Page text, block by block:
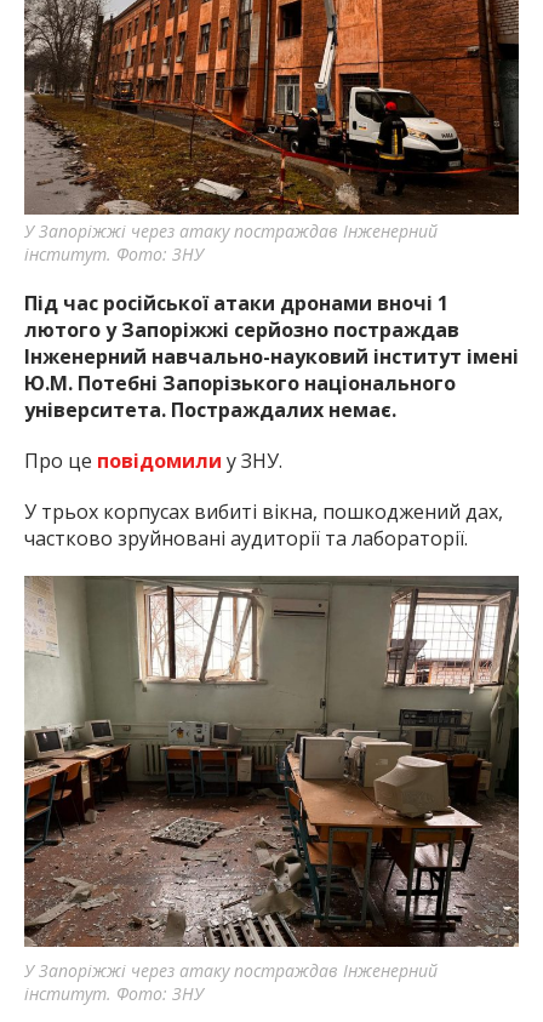
найважливішу інформацію про події
міста Запоріжжя та області.
У Запоріжжі через атаку постраждав Інженерний
інститут. Фото: ЗНУ
Під час російської атаки дронами вночі 1
лютого у Запоріжжі серйозно постраждав
Інженерний навчально-науковий інститут імені
Ю.М. Потебні Запорізького національного
університета. Постраждалих немає.
Про це повідомили у ЗНУ.
У трьох корпусах вибиті вікна, пошкоджений дах,
частково зруйновані аудиторії та лабораторії.
У Запоріжжі через атаку постраждав Інженерний
інститут. Фото: ЗНУ